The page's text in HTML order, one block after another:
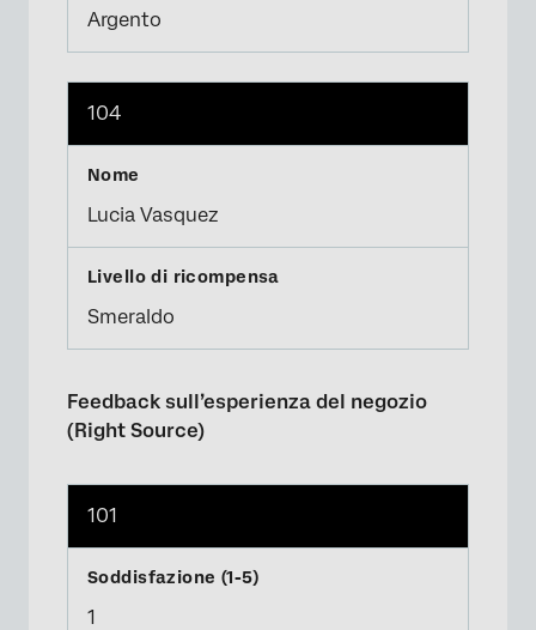
Argento
104
Lucia Vasquez
Smeraldo
Feedback sull’esperienza del negozio
(Right Source)
101
1